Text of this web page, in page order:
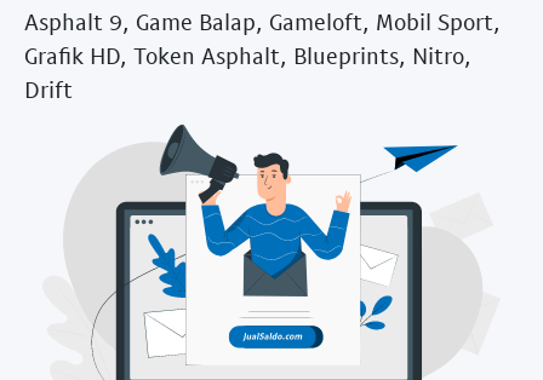
Asphalt 9, Game Balap, Gameloft, Mobil Sport,
Grafik HD, Token Asphalt, Blueprints, Nitro,
Drift